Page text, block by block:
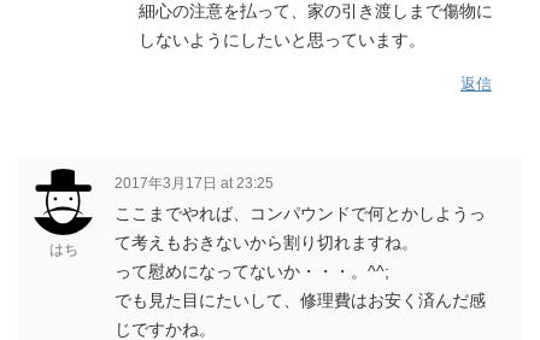
細心の注意を払って、家の引き渡しまで傷物に
しないようにしたいと思っています。
返信
はち
2017年3月17日 at 23:25
ここまでやれば、コンパウンドで何とかしようっ
て考えもおきないから割り切れますね。
って慰めになってないか・・・。^^;
でも見た目にたいして、修理費はお安く済んだ感
じですかね。